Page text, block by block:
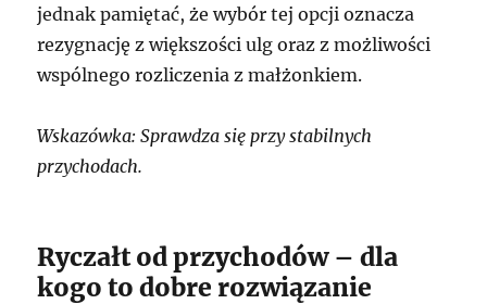
jednak pamiętać, że wybór tej opcji oznacza
rezygnację z większości ulg oraz z możliwości
wspólnego rozliczenia z małżonkiem.
Wskazówka: Sprawdza się przy stabilnych
przychodach.
Ryczałt od przychodów – dla
kogo to dobre rozwiązanie